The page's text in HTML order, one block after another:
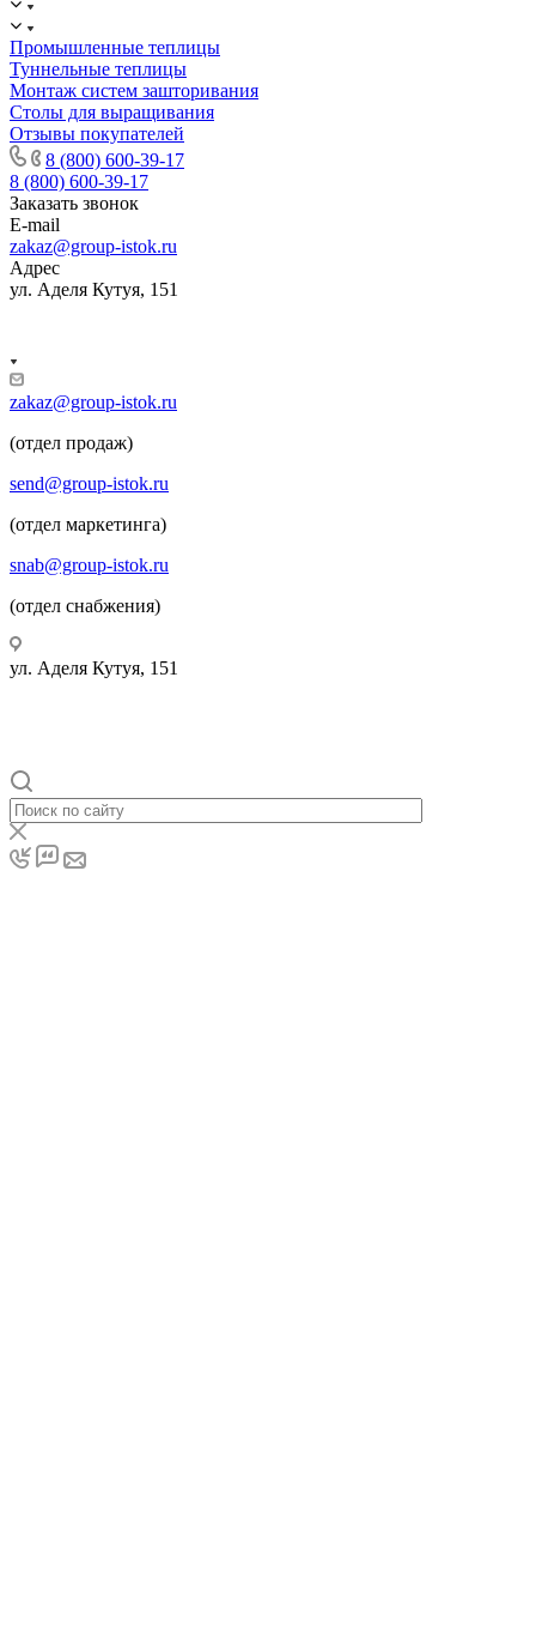
Промышленные теплицы
Туннельные теплицы
Монтаж систем зашторивания
Столы для выращивания
Отзывы покупателей
8 (800) 600-39-17
8 (800) 600-39-17
Заказать звонок
E-mail
zakaz@group-istok.ru
Адрес
ул. Аделя Кутуя, 151
zakaz@group-istok.ru
(отдел продаж)
send@group-istok.ru
(отдел маркетинга)
snab@group-istok.ru
(отдел снабжения)
ул. Аделя Кутуя, 151